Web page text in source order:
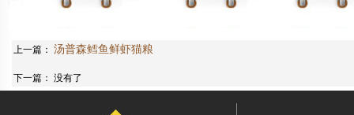
上一篇： 汤普森鳕鱼鲜虾猫粮
下一篇： 没有了